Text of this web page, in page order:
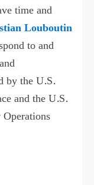
time and
Louboutin
to and
by the U.S.
and the U.S.